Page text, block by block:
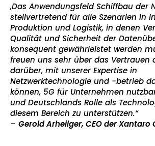
„Das Anwendungsfeld Schiffbau der
stellvertretend für alle Szenarien in
Produktion und Logistik, in denen
Qualität und Sicherheit der
konsequent gewährleistet werden
freuen uns sehr über das Vertrauen
darüber, mit unserer Expertise in
Netzwerktechnologie und -betrieb
können, 5G für Unternehmen
und Deutschlands Rolle als
diesem Bereich zu unterstützen.“
– Gerold Arheilger, CEO der Xantaro